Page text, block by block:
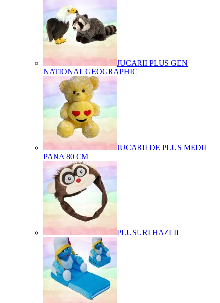
JUCARII PLUS GEN
NATIONAL GEOGRAPHIC
JUCARII DE PLUS MEDII
PANA 80 CM
PLUSURI HAZLII